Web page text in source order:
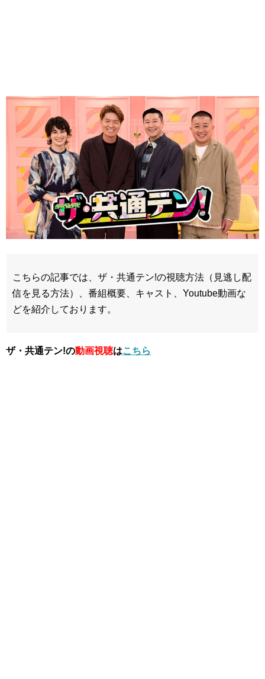
こちらの記事では、ザ・共通テン!の視聴方法（見逃し配
信を見る方法）、番組概要、キャスト、Youtube動画な
どを紹介しております。
ザ・共通テン!の動画視聴はこちら